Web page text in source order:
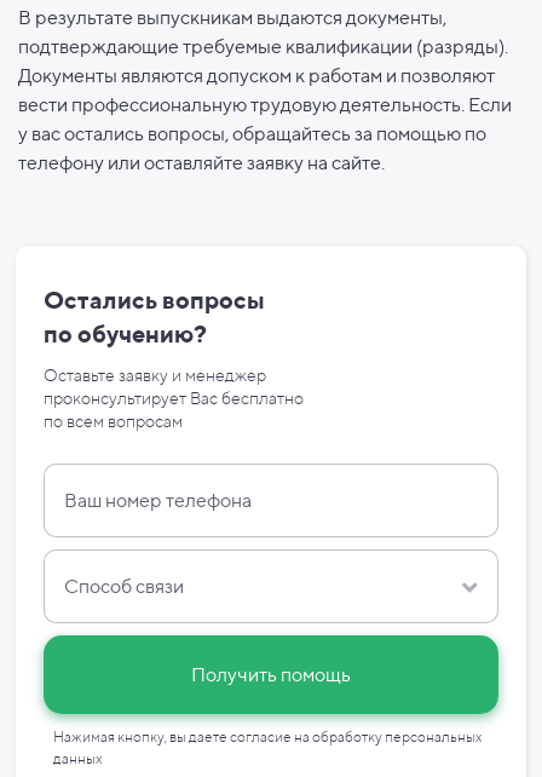
В результате выпускникам выдаются документы,
подтверждающие требуемые квалификации (разряды).
Документы являются допуском к работам и позволяют
вести профессиональную трудовую деятельность. Если
у вас остались вопросы, обращайтесь за помощью по
телефону или оставляйте заявку на сайте.
Остались вопросы
по обучению?
Оставьте заявку и менеджер
проконсультирует Вас бесплатно
по всем вопросам
Способ связи
Получить помощь
Нажимая кнопку, вы даете согласие на обработку персональных
данных